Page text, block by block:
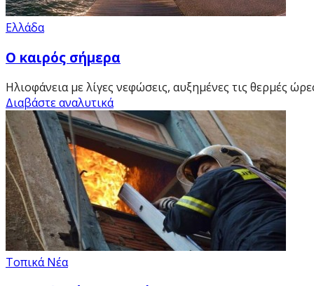
Ελλάδα
Ο καιρός σήμερα
Ηλιοφάνεια με λίγες νεφώσεις, αυξημένες τις θερμές
Διαβάστε αναλυτικά
Τοπικά Νέα